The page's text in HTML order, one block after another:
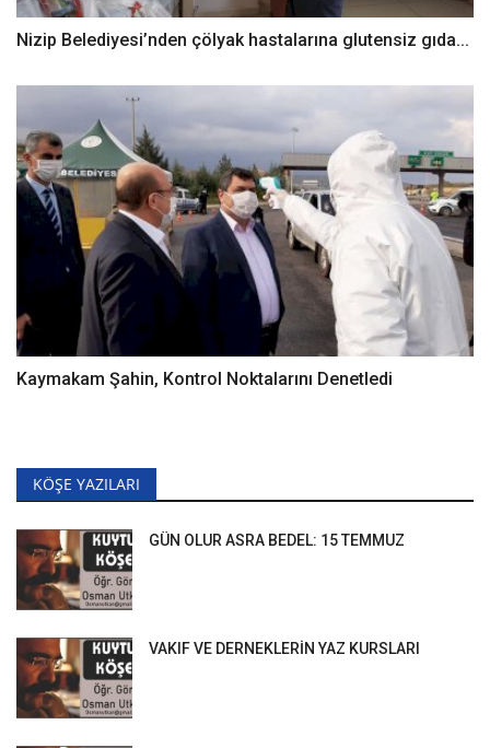
Nizip Belediyesi’nden çölyak hastalarına glutensiz gıda...
Kaymakam Şahin, Kontrol Noktalarını Denetledi
KÖŞE YAZILARI
GÜN OLUR ASRA BEDEL: 15 TEMMUZ
VAKIF VE DERNEKLERİN YAZ KURSLARI